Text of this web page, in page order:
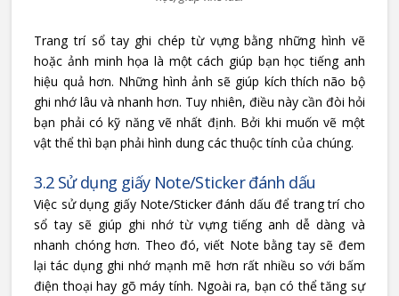
Trang trí sổ tay ghi chép từ vựng bằng những hình vẽ
hoặc ảnh minh họa là một cách giúp bạn học tiếng anh
hiệu quả hơn. Những hình ảnh sẽ giúp kích thích não bộ
ghi nhớ lâu và nhanh hơn. Tuy nhiên, điều này cần đòi hỏi
bạn phải có kỹ năng vẽ nhất định. Bởi khi muốn vẽ một
vật thể thì bạn phải hình dung các thuộc tính của chúng.
3.2 Sử dụng giấy Note/Sticker đánh dấu
Việc sử dụng giấy Note/Sticker đánh dấu để trang trí cho
sổ tay sẽ giúp ghi nhớ từ vựng tiếng anh dễ dàng và
nhanh chóng hơn. Theo đó, viết Note bằng tay sẽ đem
lại tác dụng ghi nhớ mạnh mẽ hơn rất nhiều so với bấm
điện thoại hay gõ máy tính. Ngoài ra, bạn có thể tăng sự